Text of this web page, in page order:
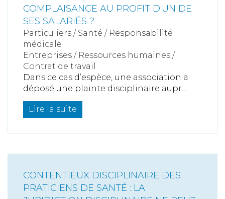
COMPLAISANCE AU PROFIT D'UN DE
SES SALARIÉS ?
Particuliers / Santé / Responsabilité
médicale
Entreprises / Ressources humaines /
Contrat de travail
Dans ce cas d’espèce, une association a
déposé une plainte disciplinaire aupr...
Lire la suite
CONTENTIEUX DISCIPLINAIRE DES
PRATICIENS DE SANTÉ : LA